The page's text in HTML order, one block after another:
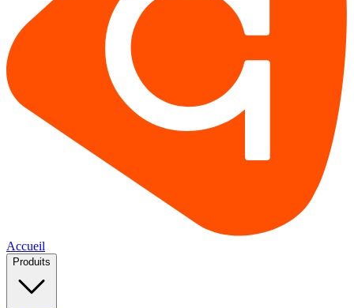
Accueil
Produits